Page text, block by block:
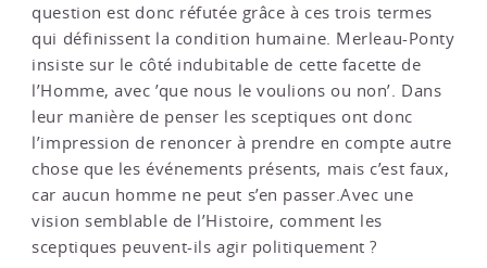
question est donc réfutée grâce à ces trois termes
qui définissent la condition humaine. Merleau-Ponty
insiste sur le côté indubitable de cette facette de
l’Homme, avec ’que nous le voulions ou non’. Dans
leur manière de penser les sceptiques ont donc
l’impression de renoncer à prendre en compte autre
chose que les événements présents, mais c’est faux,
car aucun homme ne peut s’en passer.Avec une
vision semblable de l’Histoire, comment les
sceptiques peuvent-ils agir politiquement ?